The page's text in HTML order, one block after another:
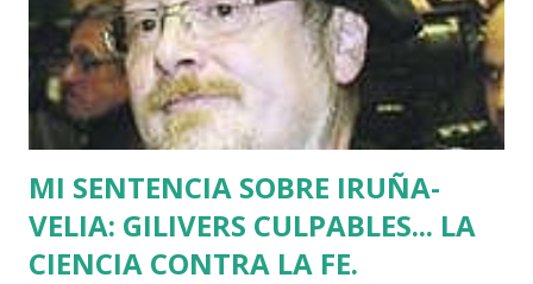
MI SENTENCIA SOBRE IRUÑA-
VELIA: GILIVERS CULPABLES... LA
CIENCIA CONTRA LA FE.